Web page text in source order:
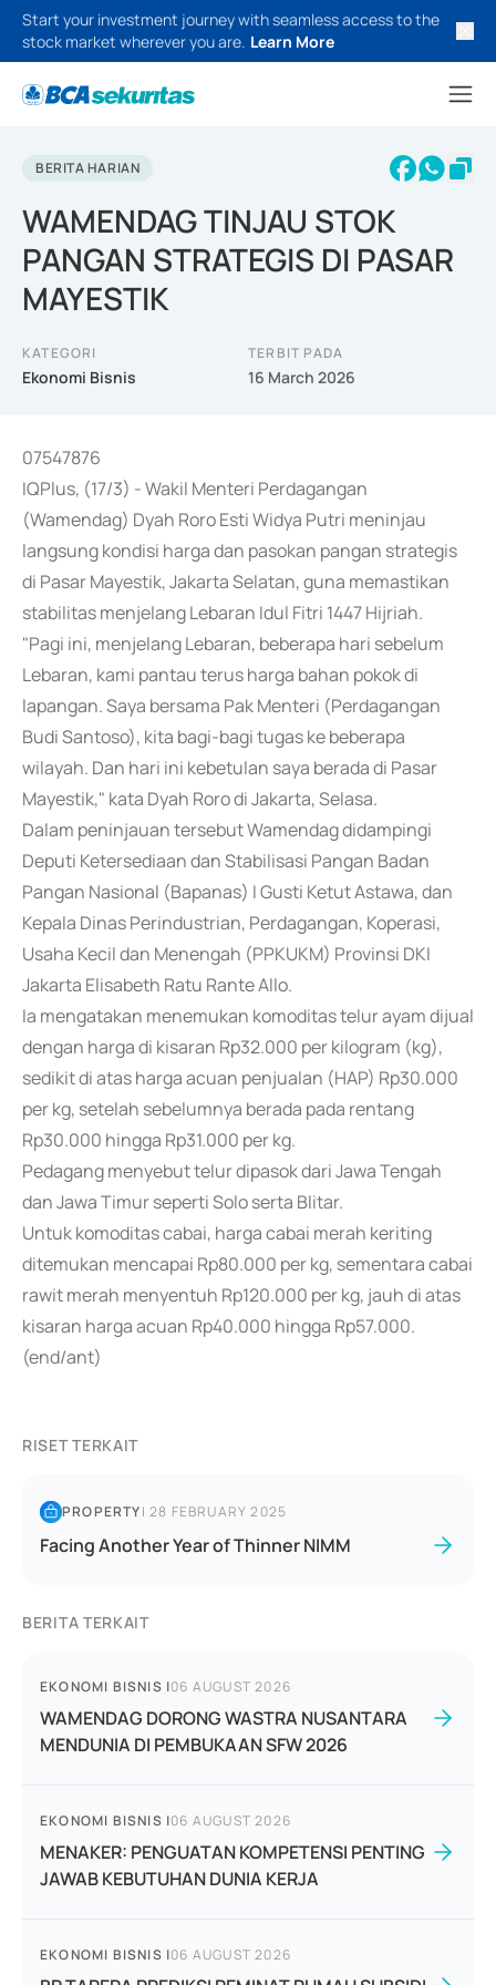
Start your investment journey with seamless access to the
stock market wherever you are. Learn More
BERITA HARIAN
WAMENDAG TINJAU STOK
PANGAN STRATEGIS DI PASAR
MAYESTIK
KATEGORI
Ekonomi Bisnis
TERBIT PADA
16 March 2026
07547876
IQPlus, (17/3) - Wakil Menteri Perdagangan
(Wamendag) Dyah Roro Esti Widya Putri meninjau
langsung kondisi harga dan pasokan pangan strategis
di Pasar Mayestik, Jakarta Selatan, guna memastikan
stabilitas menjelang Lebaran Idul Fitri 1447 Hijriah.
"Pagi ini, menjelang Lebaran, beberapa hari sebelum
Lebaran, kami pantau terus harga bahan pokok di
lapangan. Saya bersama Pak Menteri (Perdagangan
Budi Santoso), kita bagi-bagi tugas ke beberapa
wilayah. Dan hari ini kebetulan saya berada di Pasar
Mayestik," kata Dyah Roro di Jakarta, Selasa.
Dalam peninjauan tersebut Wamendag didampingi
Deputi Ketersediaan dan Stabilisasi Pangan Badan
Pangan Nasional (Bapanas) I Gusti Ketut Astawa, dan
Kepala Dinas Perindustrian, Perdagangan, Koperasi,
Usaha Kecil dan Menengah (PPKUKM) Provinsi DKI
Jakarta Elisabeth Ratu Rante Allo.
Ia mengatakan menemukan komoditas telur ayam dijual
dengan harga di kisaran Rp32.000 per kilogram (kg),
sedikit di atas harga acuan penjualan (HAP) Rp30.000
per kg, setelah sebelumnya berada pada rentang
Rp30.000 hingga Rp31.000 per kg.
Pedagang menyebut telur dipasok dari Jawa Tengah
dan Jawa Timur seperti Solo serta Blitar.
Untuk komoditas cabai, harga cabai merah keriting
ditemukan mencapai Rp80.000 per kg, sementara cabai
rawit merah menyentuh Rp120.000 per kg, jauh di atas
kisaran harga acuan Rp40.000 hingga Rp57.000.
(end/ant)
RISET TERKAIT
PROPERTY|28 FEBRUARY 2025
Facing Another Year of Thinner NIMM
BERITA TERKAIT
EKONOMI BISNIS |06 AUGUST 2026
WAMENDAG DORONG WASTRA NUSANTARA
MENDUNIA DI PEMBUKAAN SFW 2026
EKONOMI BISNIS |06 AUGUST 2026
MENAKER: PENGUATAN KOMPETENSI PENTING
JAWAB KEBUTUHAN DUNIA KERJA
EKONOMI BISNIS |06 AUGUST 2026